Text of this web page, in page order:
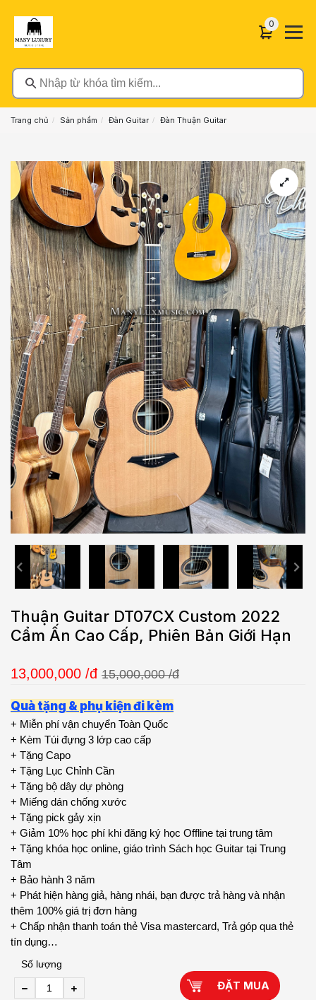
Nhập từ khóa tìm kiếm...
00 sản
Trang chủ Sản phẩm Đàn Guitar Đàn Thuận Guitar
Thuận Guitar DT07CX Custom 2022
Cẩm Ấn Cao Cấp, Phiên Bản Giới Hạn
13,000,000 /đ 15,000,000 /đ
Quà tặng & phụ kiện đi kèm
+ Miễn phí vận chuyển Toàn Quốc
+ Kèm Túi đựng 3 lớp cao cấp
+ Tặng Capo
+ Tặng Lục Chỉnh Cần
+ Tặng bộ dây dự phòng
+ Miếng dán chống xước
+ Tặng pick gảy xịn
+ Giảm 10% học phí khi đăng ký học Offline tại trung tâm
+ Tặng khóa học online, giáo trình Sách học Guitar tại Trung
Tâm
+ Bảo hành 3 năm
+ Phát hiện hàng giả, hàng nhái, bạn được trả hàng và nhận
thêm 100% giá trị đơn hàng
+ Chấp nhận thanh toán thẻ Visa mastercard, Trả góp qua thẻ
tín dụng…
Số lượng
ĐẶT MUA